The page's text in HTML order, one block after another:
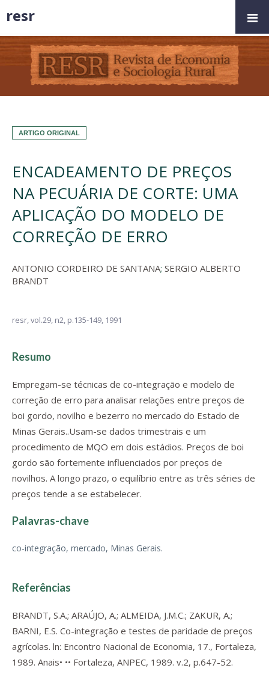
ARTIGO ORIGINAL
ENCADEAMENTO DE PREÇOS
NA PECUÁRIA DE CORTE: UMA
APLICAÇÃO DO MODELO DE
CORREÇÃO DE ERRO
ANTONIO CORDEIRO DE SANTANA; SERGIO ALBERTO
BRANDT
resr,vol.29, n2, p.135-149, 1991
Resumo
Empregam-se técnicas de co-integração e modelo de
correção de erro para analisar relações entre preços de
boi gordo, novilho e bezerro no mercado do Estado de
Minas Gerais..Usam-se dados trimestrais e um
procedimento de MQO em dois estádios. Preços de boi
gordo são fortemente influenciados por preços de
novilhos. A longo prazo, o equilíbrio entre as três séries de
preços tende a se estabelecer.
Palavras-chave
co-integração, mercado, Minas Gerais.
Referências
BRANDT, S.A.; ARAÚJO, A.; ALMEIDA, J.M.C.; ZAKUR, A.;
BARNI, E.S. Co-integração e testes de paridade de preços
agrícolas. ln: Encontro Nacional de Economia, 17., Fortaleza,
1989. Anais• •• Fortaleza, ANPEC, 1989. v.2, p.647-52.
resr